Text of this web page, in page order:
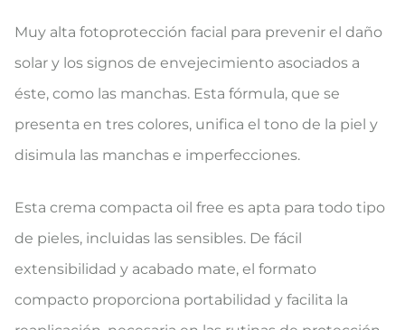
Muy alta fotoprotección facial para prevenir el daño
solar y los signos de envejecimiento asociados a
éste, como las manchas. Esta fórmula, que se
presenta en tres colores, unifica el tono de la piel y
disimula las manchas e imperfecciones.
Esta crema compacta oil free es apta para todo tipo
de pieles, incluidas las sensibles. De fácil
extensibilidad y acabado mate, el formato
compacto proporciona portabilidad y facilita la